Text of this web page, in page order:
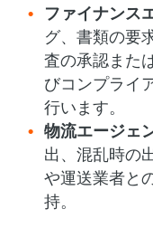
ファイナンス
グ、書類の要
査の承認また
びコンプライ
行います。
物流エージェ
出、混乱時の
や運送業者と
持。